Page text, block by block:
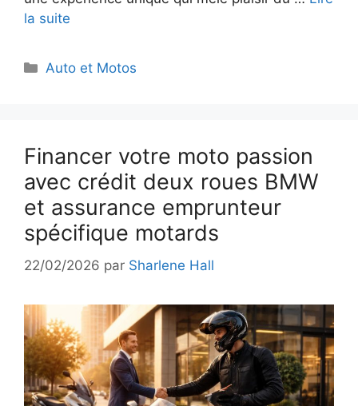
la suite
Catégories
Auto et Motos
Financer votre moto passion
avec crédit deux roues BMW
et assurance emprunteur
spécifique motards
22/02/2026 par Sharlene Hall